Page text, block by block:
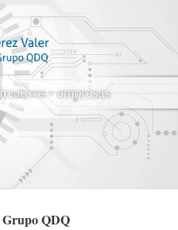
Grupo QDQ